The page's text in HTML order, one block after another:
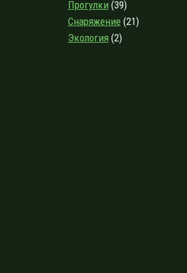
Прогулки(39)
Снаряжение(21)
Экология(2)